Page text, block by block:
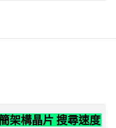
架構晶片 搜尋速度